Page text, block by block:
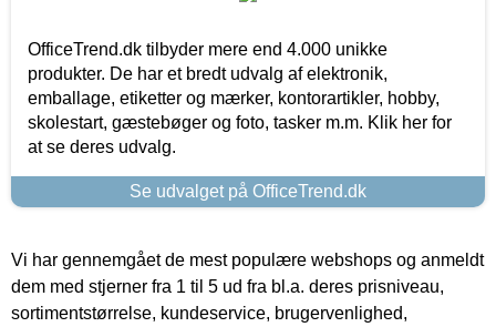
OfficeTrend.dk tilbyder mere end 4.000 unikke
produkter. De har et bredt udvalg af elektronik,
emballage, etiketter og mærker, kontorartikler, hobby,
skolestart, gæstebøger og foto, tasker m.m. Klik her for
at se deres udvalg.
Se udvalget på OfficeTrend.dk
Vi har gennemgået de mest populære webshops og anmeldt
dem med stjerner fra 1 til 5 ud fra bl.a. deres prisniveau,
sortimentstørrelse, kundeservice, brugervenlighed,